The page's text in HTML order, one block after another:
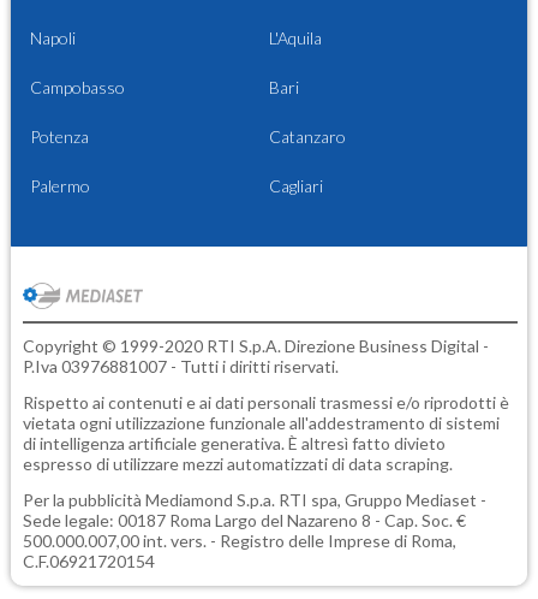
Napoli L'Aquila
Campobasso Bari
Potenza Catanzaro
Palermo Cagliari
Copyright © 1999-2020 RTI S.p.A. Direzione Business Digital -
P.Iva 03976881007 - Tutti i diritti riservati.
Rispetto ai contenuti e ai dati personali trasmessi e/o riprodotti è
vietata ogni utilizzazione funzionale all'addestramento di sistemi
di intelligenza artificiale generativa. È altresì fatto divieto
espresso di utilizzare mezzi automatizzati di data scraping.
Per la pubblicità Mediamond S.p.a. RTI spa, Gruppo Mediaset -
Sede legale: 00187 Roma Largo del Nazareno 8 - Cap. Soc. €
500.000.007,00 int. vers. - Registro delle Imprese di Roma,
C.F.06921720154